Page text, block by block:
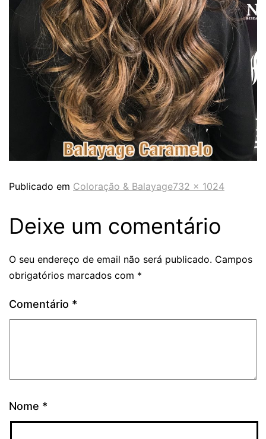
Publicado em Coloração & Balayage732 × 1024
Deixe um comentário
O seu endereço de email não será publicado. Campos
obrigatórios marcados com *
Comentário *
Nome *